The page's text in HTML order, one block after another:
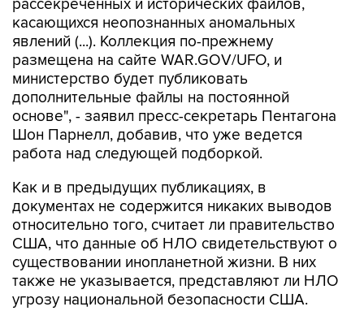
рассекреченных и исторических файлов,
касающихся неопознанных аномальных
явлений (...). Коллекция по-прежнему
размещена на сайте WAR.GOV/UFO, и
министерство будет публиковать
дополнительные файлы на постоянной
основе", - заявил пресс-секретарь Пентагона
Шон Парнелл, добавив, что уже ведется
работа над следующей подборкой.
Как и в предыдущих публикациях, в
документах не содержится никаких выводов
относительно того, считает ли правительство
США, что данные об НЛО свидетельствуют о
существовании инопланетной жизни. В них
также не указывается, представляют ли НЛО
угрозу национальной безопасности США.